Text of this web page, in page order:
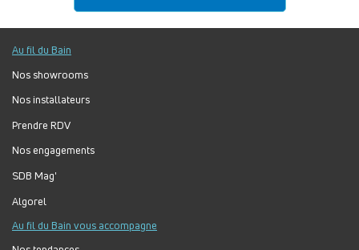
Au fil du Bain
Nos showrooms
Nos installateurs
Prendre RDV
Nos engagements
SDB Mag'
Algorel
Au fil du Bain vous accompagne